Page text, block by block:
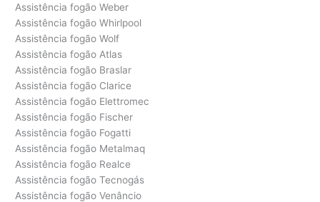
Assistência fogão Weber
Assistência fogão Whirlpool
Assistência fogão Wolf
Assistência fogão Atlas
Assistência fogão Braslar
Assistência fogão Clarice
Assistência fogão Elettromec
Assistência fogão Fischer
Assistência fogão Fogatti
Assistência fogão Metalmaq
Assistência fogão Realce
Assistência fogão Tecnogás
Assistência fogão Venâncio